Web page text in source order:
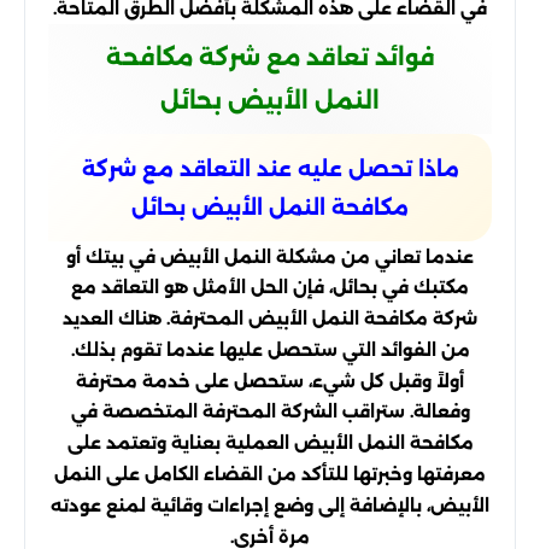
في القضاء على هذه المشكلة بأفضل الطرق المتاحة.
فوائد تعاقد مع شركة مكافحة
النمل الأبيض بحائل
ماذا تحصل عليه عند التعاقد مع شركة
مكافحة النمل الأبيض بحائل
عندما تعاني من مشكلة النمل الأبيض في بيتك أو
مكتبك في بحائل، فإن الحل الأمثل هو التعاقد مع
شركة مكافحة النمل الأبيض المحترفة. هناك العديد
من الفوائد التي ستحصل عليها عندما تقوم بذلك.
أولاً وقبل كل شيء، ستحصل على خدمة محترفة
وفعالة. ستراقب الشركة المحترفة المتخصصة في
مكافحة النمل الأبيض العملية بعناية وتعتمد على
معرفتها وخبرتها للتأكد من القضاء الكامل على النمل
الأبيض، بالإضافة إلى وضع إجراءات وقائية لمنع عودته
مرة أخرى.